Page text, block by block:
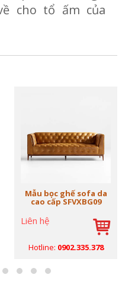
cho tổ ấm của
Mẫu bọc ghế sofa da
cao cấp SFVXBG09
Liên hệ
Hotline: 0902.335.378